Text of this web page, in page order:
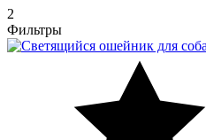
2
Фильтры